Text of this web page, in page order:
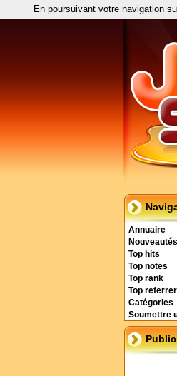
Annuaire
Nouveautés
Top hits
Top notes
Top rank
Top
Catégories
Soumettre
En poursuivant votre navigation